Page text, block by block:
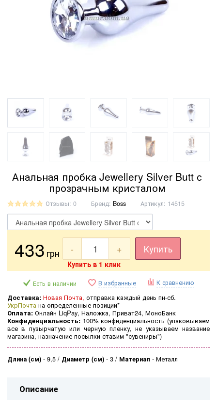
Анальная пробка Jewellery Silver Butt с
прозрачным кристалом
Отзывы: 0 Бренд: Boss Артикул: 14515
433 грн - + Купить
Купить в 1 клик
Есть в наличии В избранные К сравнению
Доставка: Новая Почта, отправка каждый день пн-сб.
УкрПочта на определенные позиции*
Оплата: Онлайн LiqPay, Наложка, Приват24, МоноБанк
Конфиденциальность: 100% конфиденциальность (упаковываем
все в пузырчатую или черную пленку, не указываем название
магазина, назначение посылки ставим "сувениры")
Длина (см) - 9,5 Диаметр (см) - 3 Материал - Металл
Описание